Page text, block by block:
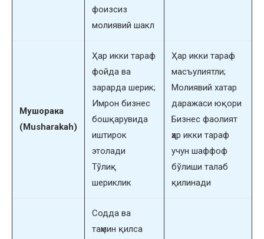
фоизсиз
молиявий шакл
Мушорака
(Musharakah)
Ҳар икки тараф
фойда ва
зарарда шерик;
Имрон бизнес
бошқарувида
иштирок
этолади
Тўлиқ
шериклик
Ҳар икки тараф
масъулиятли;
Молиявий хатар
даражаси юқори
Бизнес фаолият
ҳар икки тараф
учун шаффоф
бўлиши талаб
қилинади
Содда ва
таҳмин қилса